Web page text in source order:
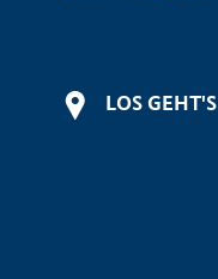
LOS GEHT'S